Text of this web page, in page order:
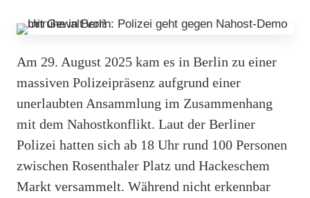
Am 29. August 2025 kam es in Berlin zu einer
massiven Polizeipräsenz aufgrund einer
unerlaubten Ansammlung im Zusammenhang
mit dem Nahostkonflikt. Laut der Berliner
Polizei hatten sich ab 18 Uhr rund 100 Personen
zwischen Rosenthaler Platz und Hackeschem
Markt versammelt. Während nicht erkennbar